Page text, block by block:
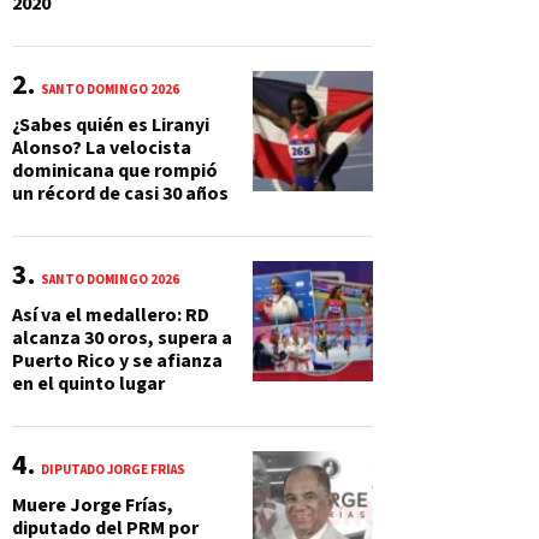
SANTO DOMINGO 2026
¿Sabes quién es Liranyi
Alonso? La velocista
dominicana que rompió
un récord de casi 30 años
SANTO DOMINGO 2026
Así va el medallero: RD
alcanza 30 oros, supera a
Puerto Rico y se afianza
en el quinto lugar
DIPUTADO JORGE FRÍAS
Muere Jorge Frías,
diputado del PRM por